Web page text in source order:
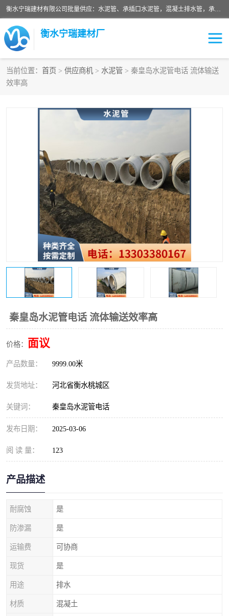
衡水宁瑞建材有限公司批量供应：水泥管、承插口水泥管，混凝土排水管，承插口水泥管，企口水泥管，钢承口水泥管，顶管，平口水泥管，水泥检查井，混凝土检查井，预制混凝土检查井，矩形检查井，圆形检查井等产品。
衡水宁瑞建材厂
当前位置： 首页 > 供应商机 > 水泥管 > 秦皇岛水泥管电话 流体输送
效率高
秦皇岛水泥管电话 流体输送效率高
价格： 面议
产品数量： 9999.00米
发货地址： 河北省衡水桃城区
关键词： 秦皇岛水泥管电话
发布日期： 2025-03-06
阅 读 量： 123
产品描述
耐腐蚀 是
防渗漏 是
运输费 可协商
现货 是
用途 排水
材质 混凝土
检查井
水泥管
混凝土检查井 预制混凝土检查井
企口水泥管 钢承口水泥管
波纹管